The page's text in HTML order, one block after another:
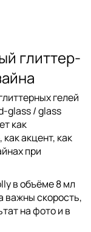
глиттер-
гелей
glass / glass
как
акцент, как
при
в объёме 8 мл
важны скорость,
на фото и в